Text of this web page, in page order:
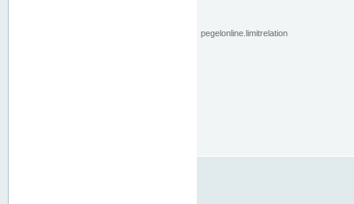
pegelonline.limitrelation